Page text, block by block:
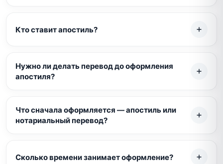
Кто ставит апостиль?
Нужно ли делать перевод до оформления
апостиля?
Что сначала оформляется — апостиль или
нотариальный перевод?
Сколько времени занимает оформление?